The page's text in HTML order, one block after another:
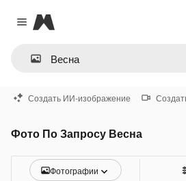
Close menu
Magnific
Создать ИИ-изображение
Фото По Запросу Весна
Фотографии